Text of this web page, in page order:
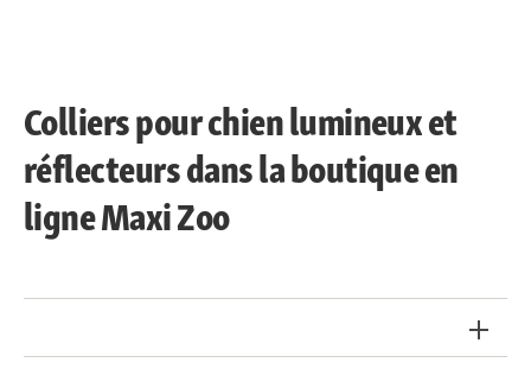
Colliers pour chien lumineux et
réflecteurs dans la boutique en
ligne Maxi Zoo